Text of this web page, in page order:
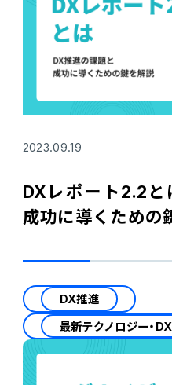
2023.09.19
DXレポート2.2と
成功に導くための
DX推進
最新テクノロジー・